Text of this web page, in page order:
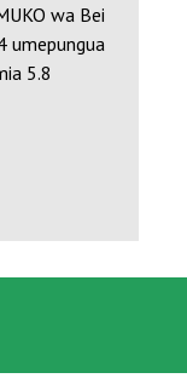
wa Bei
umepungua
5.8